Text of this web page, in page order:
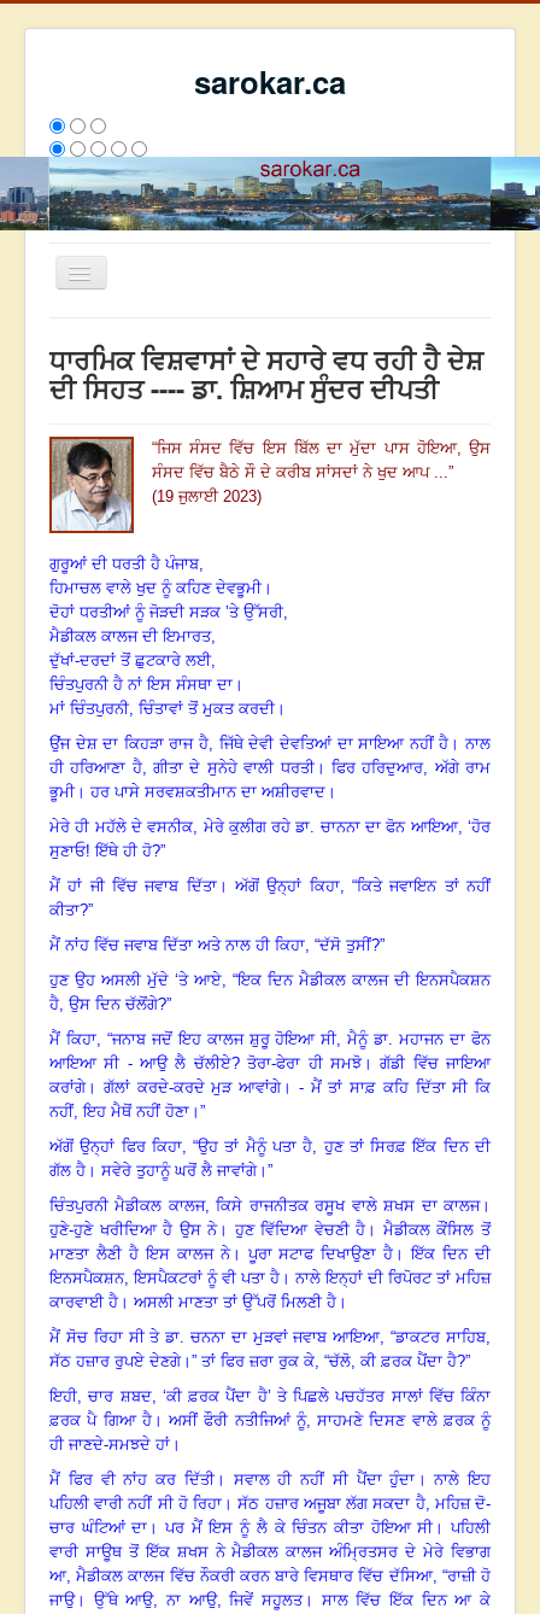
sarokar.ca
Toggle
ਰਚਨਾਵਾਂ
ਸੰਪਰਕ
We have 180 guests and no members online
2804978
ਧਾਰਮਿਕ ਵਿਸ਼ਵਾਸਾਂ ਦੇ ਸਹਾਰੇ ਵਧ ਰਹੀ ਹੈ ਦੇਸ਼
ਦੀ ਸਿਹਤ ---- ਡਾ. ਸ਼ਿਆਮ ਸੁੰਦਰ ਦੀਪਤੀ
“ਜਿਸ ਸੰਸਦ ਵਿੱਚ ਇਸ ਬਿੱਲ ਦਾ ਮੁੱਦਾ ਪਾਸ ਹੋਇਆ, ਉਸ
ਸੰਸਦ ਵਿੱਚ ਬੈਠੇ ਸੌ ਦੇ ਕਰੀਬ ਸਾਂਸਦਾਂ ਨੇ ਖੁਦ ਆਪ...”
(19 ਜੁਲਾਈ 2023)
ਗੁਰੂਆਂ ਦੀ ਧਰਤੀ ਹੈ ਪੰਜਾਬ,
ਹਿਮਾਚਲ ਵਾਲੇ ਖੁਦ ਨੂੰ ਕਹਿਣ ਦੇਵਭੂਮੀ।
ਦੋਹਾਂ ਧਰਤੀਆਂ ਨੂੰ ਜੋੜਦੀ ਸੜਕ ’ਤੇ ਉੱਸਰੀ,
ਮੈਡੀਕਲ ਕਾਲਜ ਦੀ ਇਮਾਰਤ,
ਦੁੱਖਾਂ-ਦਰਦਾਂ ਤੋਂ ਛੁਟਕਾਰੇ ਲਈ,
ਚਿੰਤਪੁਰਨੀ ਹੈ ਨਾਂ ਇਸ ਸੰਸਥਾ ਦਾ ।
ਮਾਂ ਚਿੰਤਪੁਰਨੀ, ਚਿੰਤਾਵਾਂ ਤੋਂ ਮੁਕਤ ਕਰਦੀ।
ਉਂਜ ਦੇਸ਼ ਦਾ ਕਿਹੜਾ ਰਾਜ ਹੈ, ਜਿੱਥੇ ਦੇਵੀ ਦੇਵਤਿਆਂ ਦਾ ਸਾਇਆ ਨਹੀਂ ਹੈ ।ਨਾਲ
ਹੀ ਹਰਿਆਣਾ ਹੈ, ਗੀਤਾ ਦੇ ਸੁਨੇਹੇ ਵਾਲੀ ਧਰਤੀ। ਫਿਰ ਹਰਿਦੁਆਰ, ਅੱਗੇ ਰਾਮ
ਭੂਮੀ। ਹਰ ਪਾਸੇ ਸਰਵਸ਼ਕਤੀਮਾਨ ਦਾ ਅਸ਼ੀਰਵਾਦ ।
ਮੇਰੇ ਹੀ ਮਹੱਲੇ ਦੇ ਵਸਨੀਕ, ਮੇਰੇ ਕੁਲੀਗ ਰਹੇ ਡਾ. ਚਾਨਨਾ ਦਾ ਫੋਨ ਆਇਆ, ‘ਹੋਰ
ਸੁਣਾਓ! ਇੱਥੇ ਹੀ ਹੋ?”
ਮੈਂ ਹਾਂ ਜੀ ਵਿੱਚ ਜਵਾਬ ਦਿੱਤਾ।ਅੱਗੋਂ ਉਨ੍ਹਾਂ ਕਿਹਾ, “ਕਿਤੇ ਜਵਾਇਨ ਤਾਂ ਨਹੀਂ
ਕੀਤਾ?”
ਮੈਂ ਨਾਂਹ ਵਿੱਚ ਜਵਾਬ ਦਿੱਤਾ ਅਤੇ ਨਾਲ ਹੀ ਕਿਹਾ, “ਦੱਸੋ ਤੁਸੀਂ?”
ਹੁਣ ਉਹ ਅਸਲੀ ਮੁੱਦੇ ‘ਤੇ ਆਏ, “ਇਕ ਦਿਨ ਮੈਡੀਕਲ ਕਾਲਜ ਦੀ ਇਨਸਪੈਕਸ਼ਨ
ਹੈ, ਉਸ ਦਿਨ ਚੱਲੋਂਗੇ?”
ਮੈਂ ਕਿਹਾ, “ਜਨਾਬ ਜਦੋਂ ਇਹ ਕਾਲਜ ਸ਼ੁਰੂ ਹੋਇਆ ਸੀ, ਮੈਨੂੰ ਡਾ. ਮਹਾਜਨ ਦਾ ਫੋਨ
ਆਇਆ ਸੀ - ਆਉ ਲੈ ਚੱਲੀਏ? ਤੋਰਾ-ਫੇਰਾ ਹੀ ਸਮਝੋ।ਗੱਡੀ ਵਿੱਚ ਜਾਇਆ
ਕਰਾਂਗੇ। ਗੱਲਾਂ ਕਰਦੇ-ਕਰਦੇ ਮੁੜ ਆਵਾਂਗੇ। - ਮੈਂ ਤਾਂ ਸਾਫ਼ ਕਹਿ ਦਿੱਤਾ ਸੀ ਕਿ
ਨਹੀਂ, ਇਹ ਮੈਥੋਂ ਨਹੀਂ ਹੋਣਾ ।”
ਅੱਗੋਂ ਉਨ੍ਹਾਂ ਫਿਰ ਕਿਹਾ, “ਉਹ ਤਾਂ ਮੈਨੂੰ ਪਤਾ ਹੈ, ਹੁਣ ਤਾਂ ਸਿਰਫ਼ ਇੱਕ ਦਿਨ ਦੀ
ਗੱਲ ਹੈ । ਸਵੇਰੇ ਤੁਹਾਨੂੰ ਘਰੋਂ ਲੈ ਜਾਵਾਂਗੇ।”
ਚਿੰਤਪੁਰਨੀ ਮੈਡੀਕਲ ਕਾਲਜ, ਕਿਸੇ ਰਾਜਨੀਤਕ ਰਸੂਖ ਵਾਲੇ ਸ਼ਖਸ ਦਾ ਕਾਲਜ।
ਹੁਣੇ-ਹੁਣੇ ਖਰੀਦਿਆ ਹੈ ਉਸ ਨੇ। ਹੁਣ ਵਿੱਦਿਆ ਵੇਚਣੀ ਹੈ । ਮੈਡੀਕਲ ਕੌਂਸਿਲ ਤੋਂ
ਮਾਣਤਾ ਲੈਣੀ ਹੈ ਇਸ ਕਾਲਜ ਨੇ। ਪੂਰਾ ਸਟਾਫ ਦਿਖਾਉਣਾ ਹੈ । ਇੱਕ ਦਿਨ ਦੀ
ਇਨਸਪੈਕਸ਼ਨ, ਇਸਪੈਕਟਰਾਂ ਨੂੰ ਵੀ ਪਤਾ ਹੈ । ਨਾਲੇ ਇਨ੍ਹਾਂ ਦੀ ਰਿਪੋਰਟ ਤਾਂ ਮਹਿਜ਼
ਕਾਰਵਾਈ ਹੈ । ਅਸਲੀ ਮਾਣਤਾ ਤਾਂ ਉੱਪਰੋਂ ਮਿਲਣੀ ਹੈ ।
ਮੈਂ ਸੋਚ ਰਿਹਾ ਸੀ ਤੇ ਡਾ. ਚਨਨਾ ਦਾ ਮੁੜਵਾਂ ਜਵਾਬ ਆਇਆ, “ਡਾਕਟਰ ਸਾਹਿਬ,
ਸੱਠ ਹਜ਼ਾਰ ਰੁਪਏ ਦੇਣਗੇ।” ਤਾਂ ਫਿਰ ਜ਼ਰਾ ਰੁਕ ਕੇ, “ਚੱਲੋ, ਕੀ ਫ਼ਰਕ ਪੈਂਦਾ ਹੈ?”
ਇਹੀ, ਚਾਰ ਸ਼ਬਦ, ‘ਕੀ ਫ਼ਰਕ ਪੈਂਦਾ ਹੈ’ ਤੇ ਪਿਛਲੇ ਪਚਹੱਤਰ ਸਾਲਾਂ ਵਿੱਚ ਕਿੰਨਾ
ਫ਼ਰਕ ਪੈ ਗਿਆ ਹੈ। ਅਸੀਂ ਫੌਰੀ ਨਤੀਜਿਆਂ ਨੂੰ, ਸਾਹਮਣੇ ਦਿਸਣ ਵਾਲੇ ਫ਼ਰਕ ਨੂੰ
ਹੀ ਜਾਣਦੇ-ਸਮਝਦੇ ਹਾਂ ।
ਮੈਂ ਫਿਰ ਵੀ ਨਾਂਹ ਕਰ ਦਿੱਤੀ। ਸਵਾਲ ਹੀ ਨਹੀਂ ਸੀ ਪੈਂਦਾ ਹੁੰਦਾ ।ਨਾਲੇ ਇਹ
ਪਹਿਲੀ ਵਾਰੀ ਨਹੀਂ ਸੀ ਹੋ ਰਿਹਾ ।ਸੱਠ ਹਜ਼ਾਰ ਅਜੂਬਾ ਲੱਗ ਸਕਦਾ ਹੈ, ਮਹਿਜ਼ ਦੋ-
ਚਾਰ ਘੰਟਿਆਂ ਦਾ ।ਪਰ ਮੈਂ ਇਸ ਨੂੰ ਲੈ ਕੇ ਚਿੰਤਨ ਕੀਤਾ ਹੋਇਆ ਸੀ।ਪਹਿਲੀ
ਵਾਰੀ ਸਾਊਥ ਤੋਂ ਇੱਕ ਸ਼ਖਸ ਨੇਮੈਡੀਕਲ ਕਾਲਜ ਅੰਮ੍ਰਿਤਸਰ ਦੇ ਮੇਰੇ ਵਿਭਾਗ
ਆ, ਮੈਡੀਕਲ ਕਾਲਜ ਵਿੱਚ ਨੌਕਰੀ ਕਰਨ ਬਾਰੇ ਵਿਸਥਾਰ ਵਿੱਚ ਦੱਸਿਆ, “ਰਾਜ਼ੀ ਹੋ
ਜਾਉ। ਉੱਥੇ ਆਉ, ਨਾ ਆਉ, ਜਿਵੇਂ ਸਹੂਲਤ। ਸਾਲ ਵਿੱਚ ਇੱਕ ਦਿਨ ਆ ਕੇ